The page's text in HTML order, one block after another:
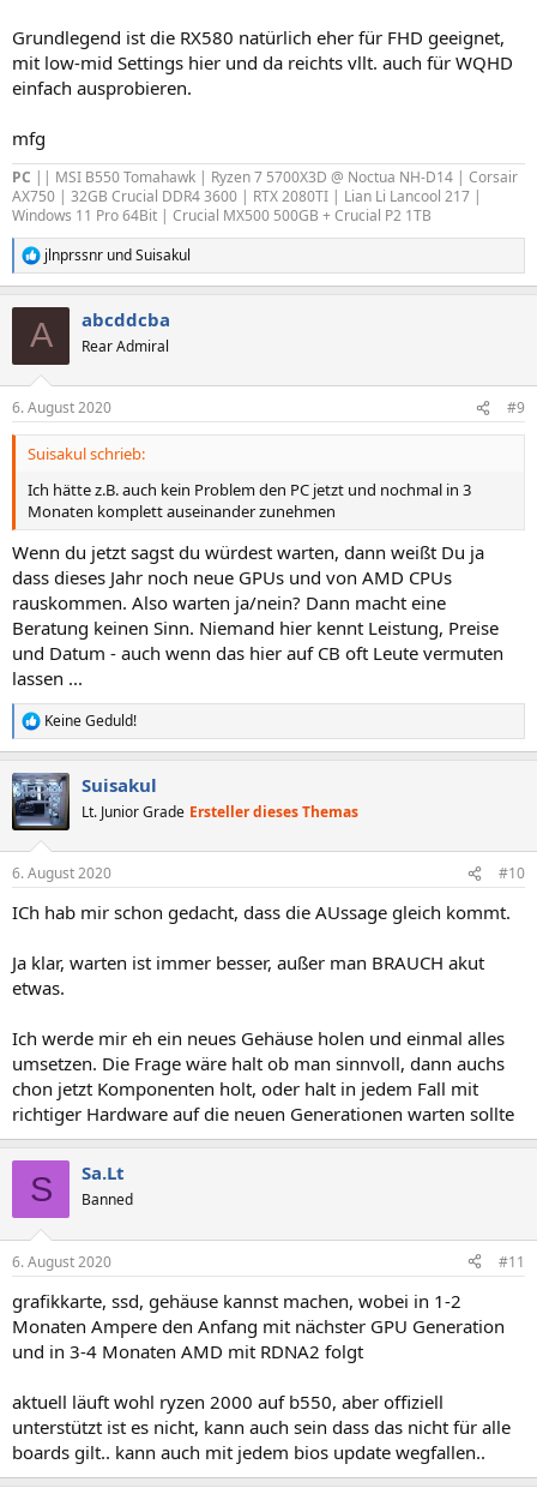
Grundlegend ist die RX580 natürlich eher für FHD geeignet,
mit low-mid Settings hier und da reichts vllt. auch für WQHD
einfach ausprobieren.
mfg
PC || MSI B550 Tomahawk | Ryzen 7 5700X3D @ Noctua NH-D14 | Corsair
AX750 | 32GB Crucial DDR4 3600 | RTX 2080TI | Lian Li Lancool 217 |
Windows 11 Pro 64Bit | Crucial MX500 500GB + Crucial P2 1TB
R
e
e
n
jlnprssnr undSuisakul
A abcddcba
Rear Admiral
6. August 2020 #9
Suisakul schrieb:
Ich hätte z.B. auch kein Problem den PC jetzt und nochmal in 3
Monaten komplett auseinander zunehmen
Wenn du jetzt sagst du würdest warten, dann weißt Du ja
dass dieses Jahr noch neue GPUs und von AMD CPUs
rauskommen. Also warten ja/nein? Dann macht eine
Beratung keinen Sinn. Niemand hier kennt Leistung, Preise
und Datum - auch wenn das hier auf CB oft Leute vermuten
lassen ...
R
e
k
t
i
e
:
Keine Geduld!
Suisakul
Lt. Junior Grade Ersteller dieses Themas
6. August 2020 #10
ICh hab mir schon gedacht, dass die AUssage gleich kommt.
Ja klar, warten ist immer besser, außer man BRAUCH akut
etwas.
Ich werde mir eh ein neues Gehäuse holen und einmal alles
umsetzen. Die Frage wäre halt ob man sinnvoll, dann auchs
chon jetzt Komponenten holt, oder halt in jedem Fall mit
richtiger Hardware auf die neuen Generationen warten sollte
S Sa.Lt
Banned
6. August 2020 #11
grafikkarte, ssd, gehäuse kannst machen, wobei in 1-2
Monaten Ampere den Anfang mit nächster GPU Generation
und in 3-4 Monaten AMD mit RDNA2 folgt
aktuell läuft wohl ryzen 2000 auf b550, aber offiziell
unterstützt ist es nicht, kann auch sein dass das nicht für alle
boards gilt.. kann auch mit jedem bios update wegfallen..